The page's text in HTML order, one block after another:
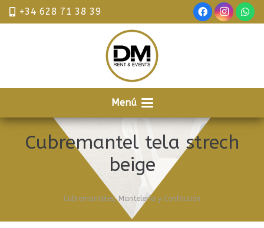
+34 628 71 38 39
Menú
Cubremantel tela strech
beige
Cubremanteles, Mantelería y Confección